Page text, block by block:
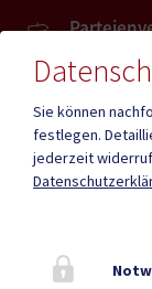
Heute ,
Sie können
festlegen.
jederzeit